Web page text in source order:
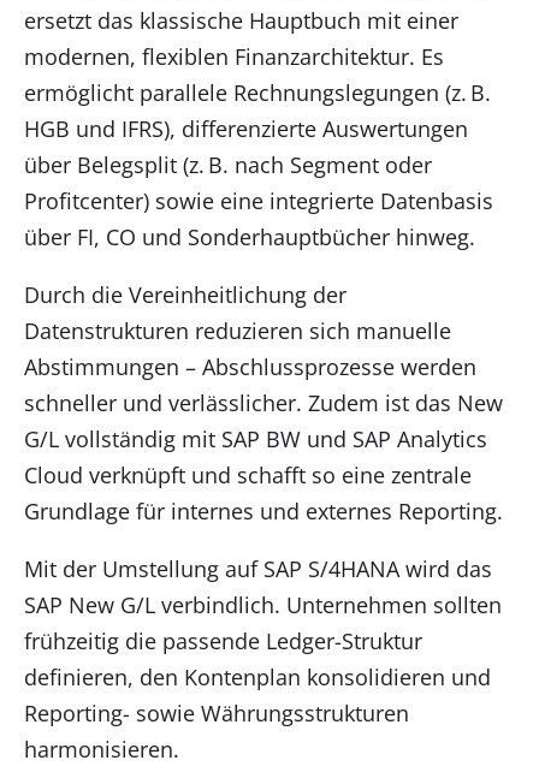
ersetzt das klassische Hauptbuch mit einer
modernen, flexiblen Finanzarchitektur. Es
ermöglicht parallele Rechnungslegungen (z. B.
HGB und IFRS), differenzierte Auswertungen
über Belegsplit (z. B. nach Segment oder
Profitcenter) sowie eine integrierte Datenbasis
über FI, CO und Sonderhauptbücher hinweg.
Durch die Vereinheitlichung der
Datenstrukturen reduzieren sich manuelle
Abstimmungen – Abschlussprozesse werden
schneller und verlässlicher. Zudem ist das New
G/L vollständig mit SAP BW und SAP Analytics
Cloud verknüpft und schafft so eine zentrale
Grundlage für internes und externes Reporting.
Mit der Umstellung auf SAP S/4HANA wird das
SAP New G/L verbindlich. Unternehmen sollten
frühzeitig die passende Ledger-Struktur
definieren, den Kontenplan konsolidieren und
Reporting- sowie Währungsstrukturen
harmonisieren.